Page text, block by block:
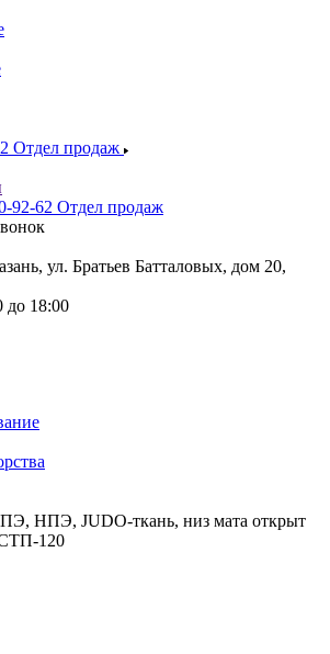
Отдел продаж
92-62 Отдел продаж
ул. Братьев Батталовых, дом 20,
до 18:00
НПЭ, JUDO-ткань, низ мата открыт
120